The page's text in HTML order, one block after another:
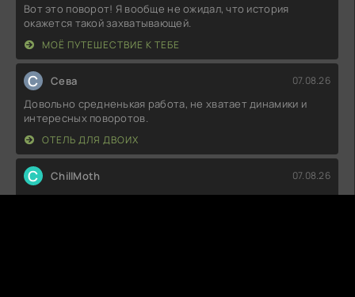
Вот это поворот! Я вообще не ожидал, что история
окажется такой захватывающей.
МОЁ ПУТЕШЕСТВИЕ К ТЕБЕ
С Севa 07.08.26
Довольно средненькая работа, не хватает динамики и
интересных поворотов.
ОТЕЛЬ ДЛЯ ДВОИХ
C ChillMoth 07.08.26
Не могу сказать, что остался в восторге. Сюжет местами